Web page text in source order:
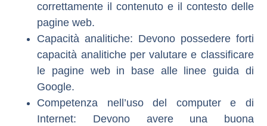
correttamente il contenuto e il contesto delle
pagine web.
Capacità analitiche: Devono possedere forti
capacità analitiche per valutare e classificare
le pagine web in base alle linee guida di
Google.
Competenza nell’uso del computer e di
Internet: Devono avere una buona